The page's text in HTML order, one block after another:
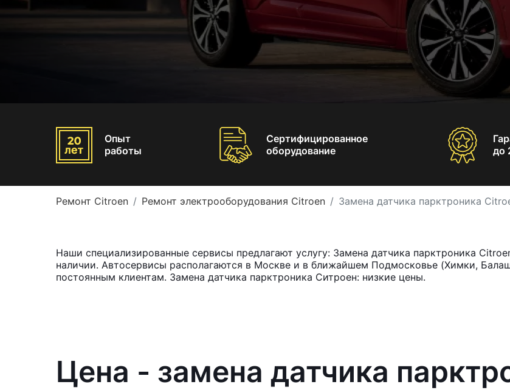
Опыт
работы
Сертифицированное
оборудование
до
Ремонт Citroen Ремонт электрооборудования Citroen Замена датчика парктроника
Наши специализированные сервисы предлагают услугу: Замена датчика парктроника
наличии. Автосервисы располагаются в Москве и в ближайшем Подмосковье (Химки,
постоянным клиентам. Замена датчика парктроника Ситроен: низкие цены.
Цена - замена датчика